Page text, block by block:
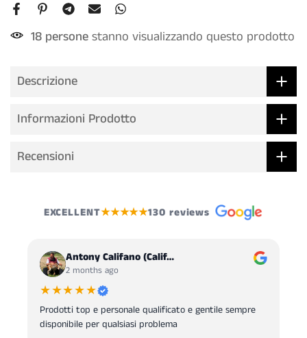
18 personestanno visualizzando questo prodotto
Descrizione
Informazioni Prodotto
Recensioni
EXCELLENT★★★★★130 reviews
Antony Califano (Calif…
2 months ago
★★★★★
Prodotti top e personale qualificato e gentile sempre
disponibile per qualsiasi problema